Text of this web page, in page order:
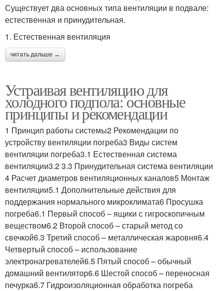
Существует два основных типа вентиляции в подвале:
естественная и принудительная.
1. Естественная вентиляция
читать дальше →
Устраивая вентиляцию для
холодного подпола: основные
принципы и рекомендации
1 Принцип работы системы2 Рекомендации по
устройству вентиляции погреба3 Виды систем
вентиляции погреба3.1 Естественная система
вентиляции3.2 3.3 Принудительная система вентиляции
4 Расчет диаметров вентиляционных каналов5 Монтаж
вентиляции5.1 Дополнительные действия для
поддержания нормального микроклимата6 Просушка
погреба6.1 Первый способ – ящики с гигроскопичным
веществом6.2 Второй способ – старый метод со
свечкой6.3 Третий способ – металлическая жаровня6.4
Четвертый способ – использование
электронагревателей6.5 Пятый способ – обычный
домашний вентилятор6.6 Шестой способ – переносная
печурка6.7 Гидроизоляционная обработка погреба